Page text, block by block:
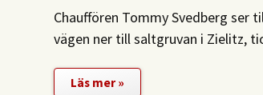
Chauffören Tommy Svedberg
vägen ner till saltgruvan i Zielitz,
Läs mer »